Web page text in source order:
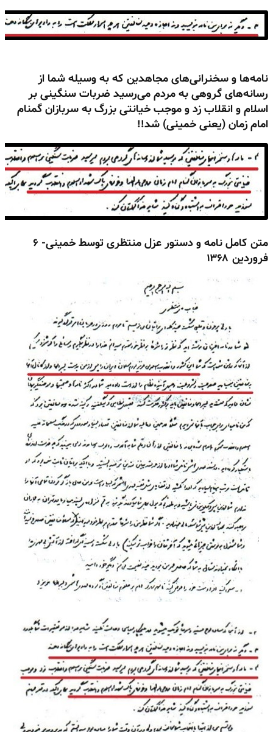
نامه‌ها و سخنرانی‌های مجاهدین که به وسیله شما از
رسانه‌های گروهی به مردم می‌رسید ضربات سنگینی بر
اسلام و انقلاب زد و موجب خیانتی بزرگ به سربازان گمنام
امام زمان (یعنی خمینی) شد!!
متن کامل نامه و دستور عزل منتظری توسط خمینی- ۶
فروردین ۱۳۶۸